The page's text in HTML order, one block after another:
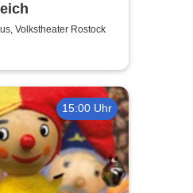
Volkstheater Rostock
15:00 Uhr